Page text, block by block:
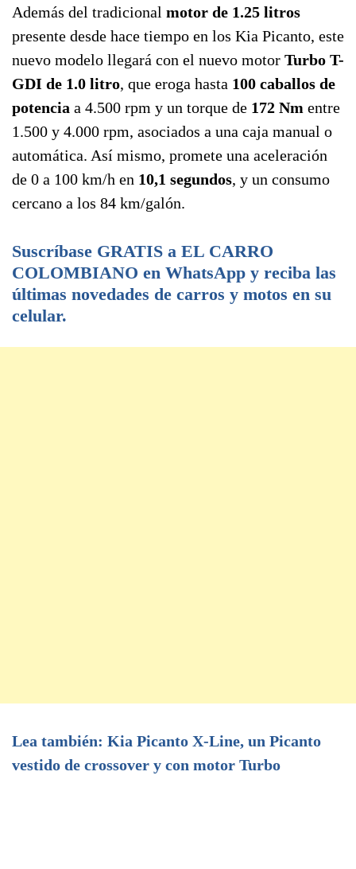
Además del tradicional motor de 1.25 litros
presente desde hace tiempo en los Kia Picanto, este
nuevo modelo llegará con el nuevo motor Turbo T-
GDI de 1.0 litro, que eroga hasta 100 caballos de
potencia a 4.500 rpm y un torque de 172 Nm entre
1.500 y 4.000 rpm, asociados a una caja manual o
automática. Así mismo, promete una aceleración
de 0 a 100 km/h en 10,1 segundos, y un consumo
cercano a los 84 km/galón.
Suscríbase GRATIS a EL CARRO
COLOMBIANO en WhatsApp y reciba las
últimas novedades de carros y motos en su
celular.
Lea también: Kia Picanto X-Line, un Picanto
vestido de crossover y con motor Turbo